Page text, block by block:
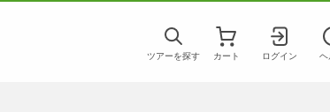
ツアーを探す カート ログイン ヘ